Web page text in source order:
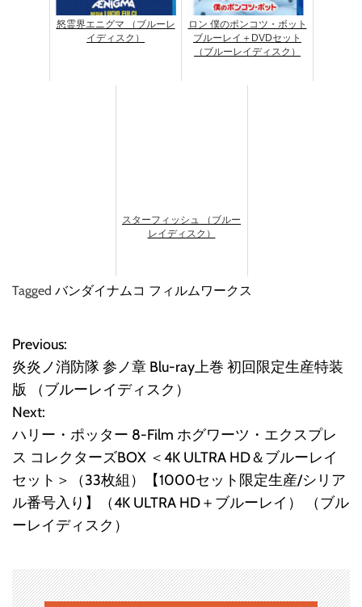
怒霊界エニグマ （ブルーレ
イディスク）
ロン 僕のポンコツ・ボット
ブルーレイ＋DVDセット
（ブルーレイディスク）
スターフィッシュ （ブルー
レイディスク）
Tagged バンダイナムコ フィルムワークス
投
稿
ナ
ビ
ゲ
ー
ョ
Previous:
炎炎ノ消防隊 参ノ章 Blu-ray上巻 初回限定生産特装
版 （ブルーレイディスク）
Next:
ハリー・ポッター 8-Film ホグワーツ・エクスプレ
ス コレクターズBOX ＜4K ULTRA HD＆ブルーレイ
セット＞（33枚組）【1000セット限定生産/シリア
ル番号入り】（4K ULTRA HD＋ブルーレイ） （ブル
ーレイディスク）